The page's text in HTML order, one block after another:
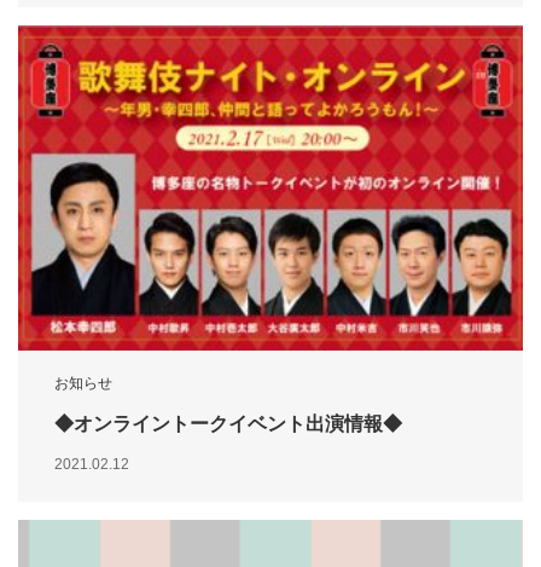
お知らせ
◆オンライントークイベント出演情報◆
2021.02.12